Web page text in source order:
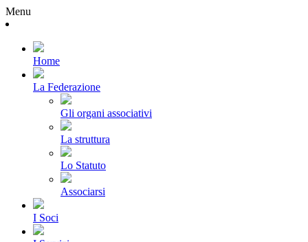
Menu
Home
La Federazione
Gli organi associativi
La struttura
Lo Statuto
Associarsi
I Soci